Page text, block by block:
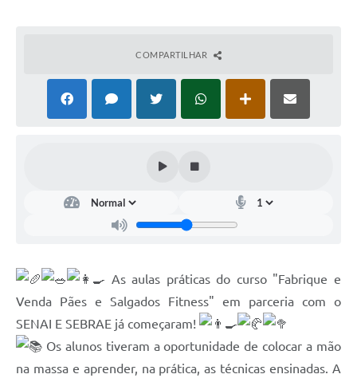
COMPARTILHAR
As aulas práticas do curso "Fabrique e
Venda Pães e Salgados Fitness" em parceria com o
SENAI E SEBRAE já começaram!
Os alunos tiveram a oportunidade de colocar a mão
na massa e aprender, na prática, as técnicas ensinadas. A